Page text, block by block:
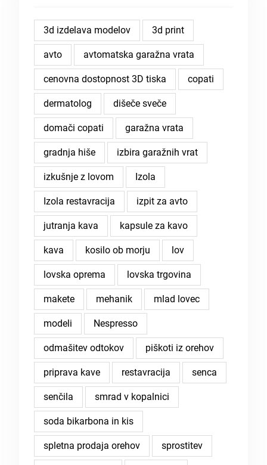
3d izdelava modelov 3d print
avto avtomatska garažna vrata
cenovna dostopnost 3D tiska copati
dermatolog dišeče sveče
domači copati garažna vrata
gradnja hiše izbira garažnih vrat
izkušnje z lovom Izola
Izola restavracija izpit za avto
jutranja kava kapsule za kavo
kava kosilo ob morju lov
lovska oprema lovska trgovina
makete mehanik mlad lovec
modeli Nespresso
odmašitev odtokov piškoti iz orehov
priprava kave restavracija senca
senčila smrad v kopalnici
soda bikarbona in kis
spletna prodaja orehov sprostitev